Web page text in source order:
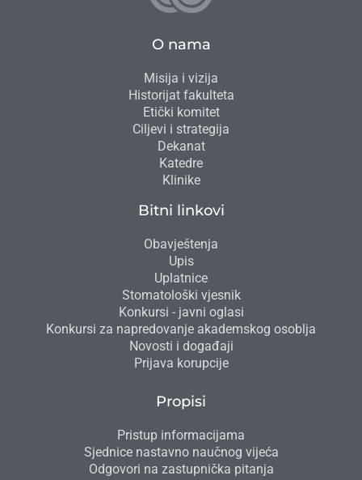
O nama
Misija i vizija
Historijat fakulteta
Etički komitet
Ciljevi i strategija
Dekanat
Katedre
Klinike
Bitni linkovi
Obavještenja
Upis
Uplatnice
Stomatološki vjesnik
Konkursi - javni oglasi
Konkursi za napredovanje akademskog osoblja
Novosti i događaji
Prijava korupcije
Propisi
Pristup informacijama
Sjednice nastavno naučnog vijeća
Odgovori na zastupnička pitanja